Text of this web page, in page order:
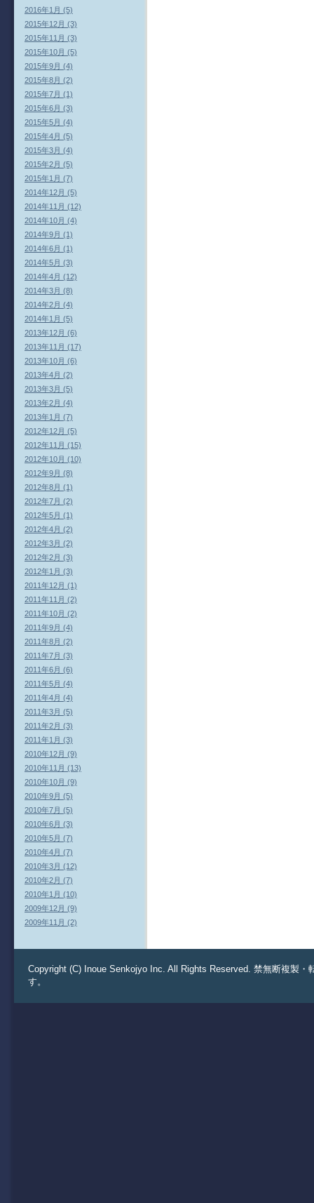
2016年1月 (5)
2015年12月 (3)
2015年11月 (3)
2015年10月 (5)
2015年9月 (4)
2015年8月 (2)
2015年7月 (1)
2015年6月 (3)
2015年5月 (4)
2015年4月 (5)
2015年3月 (4)
2015年2月 (5)
2015年1月 (7)
2014年12月 (5)
2014年11月 (12)
2014年10月 (4)
2014年9月 (1)
2014年6月 (1)
2014年5月 (3)
2014年4月 (12)
2014年3月 (8)
2014年2月 (4)
2014年1月 (5)
2013年12月 (6)
2013年11月 (17)
2013年10月 (6)
2013年4月 (2)
2013年3月 (5)
2013年2月 (4)
2013年1月 (7)
2012年12月 (5)
2012年11月 (15)
2012年10月 (10)
2012年9月 (8)
2012年8月 (1)
2012年7月 (2)
2012年5月 (1)
2012年4月 (2)
2012年3月 (2)
2012年2月 (3)
2012年1月 (3)
2011年12月 (1)
2011年11月 (2)
2011年10月 (2)
2011年9月 (4)
2011年8月 (2)
2011年7月 (3)
2011年6月 (6)
2011年5月 (4)
2011年4月 (4)
2011年3月 (5)
2011年2月 (3)
2011年1月 (3)
2010年12月 (9)
2010年11月 (13)
2010年10月 (9)
2010年9月 (5)
2010年7月 (5)
2010年6月 (3)
2010年5月 (7)
2010年4月 (7)
2010年3月 (12)
2010年2月 (7)
2010年1月 (10)
2009年12月 (9)
2009年11月 (2)
Copyright (C) Inoue Senkojyo Inc. All Rights Reserved. 禁無断複製
す。